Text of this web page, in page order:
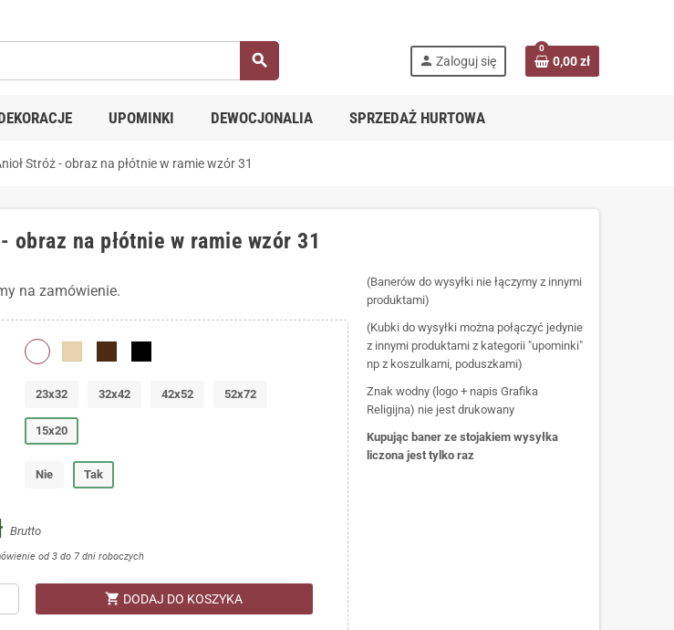
search person Zaloguj się
0
0,00 zł
UPOMINKI DEWOCJONALIA SPRZEDAŻ HURTOWA
Stróż - obraz na płótnie w ramie wzór 31
obraz na płótnie w ramie wzór 31
na zamówienie.
23x32 32x42 42x52 52x72
15x20
Nie Tak
Brutto
od 3 do 7 dni roboczych
shopping_cart DODAJ DO KOSZYKA
(Banerów do wysyłki nie łączymy z innymi
produktami)
(Kubki do wysyłki można połączyć jedynie
z innymi produktami z kategorii "upominki"
np z koszulkami, poduszkami)
Znak wodny (logo + napis Grafika
Religijna) nie jest drukowany
Kupując baner ze stojakiem wysyłka
liczona jest tylko raz